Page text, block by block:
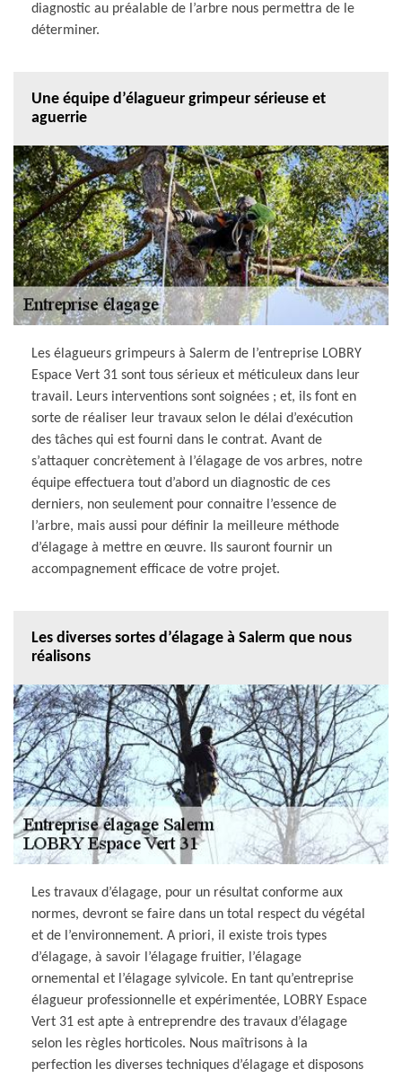
diagnostic au préalable de l’arbre nous permettra de le
déterminer.
Une équipe d’élagueur grimpeur sérieuse et
aguerrie
Les élagueurs grimpeurs à Salerm de l’entreprise LOBRY
Espace Vert 31 sont tous sérieux et méticuleux dans leur
travail. Leurs interventions sont soignées ; et, ils font en
sorte de réaliser leur travaux selon le délai d’exécution
des tâches qui est fourni dans le contrat. Avant de
s’attaquer concrètement à l’élagage de vos arbres, notre
équipe effectuera tout d’abord un diagnostic de ces
derniers, non seulement pour connaitre l’essence de
l’arbre, mais aussi pour définir la meilleure méthode
d’élagage à mettre en œuvre. Ils sauront fournir un
accompagnement efficace de votre projet.
Les diverses sortes d’élagage à Salerm que nous
réalisons
Les travaux d’élagage, pour un résultat conforme aux
normes, devront se faire dans un total respect du végétal
et de l’environnement. A priori, il existe trois types
d’élagage, à savoir l’élagage fruitier, l’élagage
ornemental et l’élagage sylvicole. En tant qu’entreprise
élagueur professionnelle et expérimentée, LOBRY Espace
Vert 31 est apte à entreprendre des travaux d’élagage
selon les règles horticoles. Nous maîtrisons à la
perfection les diverses techniques d’élagage et disposons